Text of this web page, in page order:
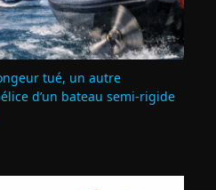
tué, un autre
d’un bateau semi-rigide